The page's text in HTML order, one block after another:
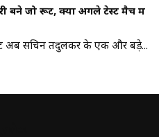
बने जो रूट, क्या अगले टेस्ट मैच में
अब सचिन तेंदुलकर के एक और बड़े...